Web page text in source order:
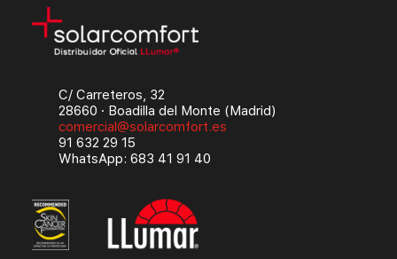
C/ Carreteros, 32
28660 · Boadilla del Monte (Madrid)
comercial@solarcomfort.es
91 632 29 15
WhatsApp: 683 41 91 40